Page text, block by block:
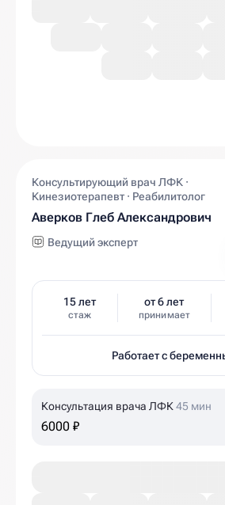
Консультирующий врач ЛФК ·
Кинезиотерапевт · Реабилитолог
Аверков Глеб Александрович
Ведущий эксперт
15 лет
стаж
от 6 лет
принимает
Работает с
Консультация врача ЛФК45 мин
6000 ₽